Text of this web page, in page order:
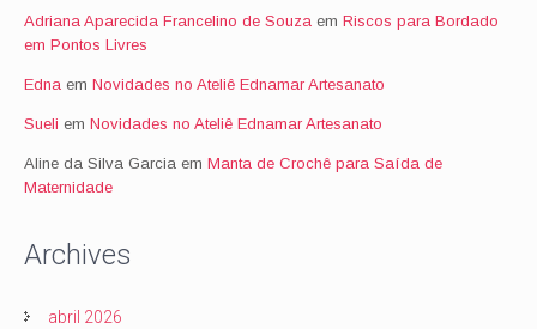
Adriana Aparecida Francelino de Souza em Riscos para Bordado
em Pontos Livres
Edna em Novidades no Ateliê Ednamar Artesanato
Sueli em Novidades no Ateliê Ednamar Artesanato
Aline da Silva Garcia em Manta de Crochê para Saída de
Maternidade
Archives
abril 2026